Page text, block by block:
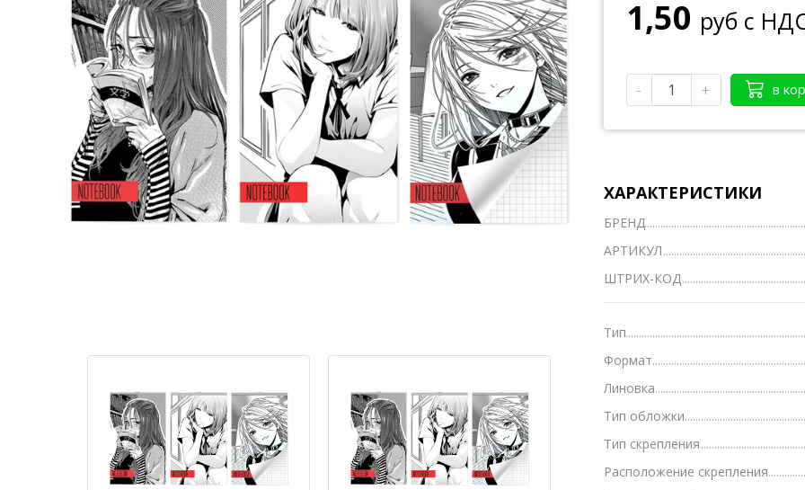
Тетради А4
Тетради на кольцах, сменные блоки
Тетради школьные А5 12-24 л.
Тетради полуобщие А5 36-48 л.
Тетради общие А5 50-200 л.
Тетради предметные
Ватманы, калька, бумага миллиметровая,
Бумага для художественных и дизайнерских
Бумага для факса
Грамоты, дипломы, благодарности
Канцелярские книги, книги учета
1,50 руб с
- + в
ХАРАКТЕРИСТИКИ
БРЕНД
АРТИКУЛ
ШТРИХ-КОД
Тип
Формат
Линовка
Тип обложки
Тип скрепления
Расположение скрепления